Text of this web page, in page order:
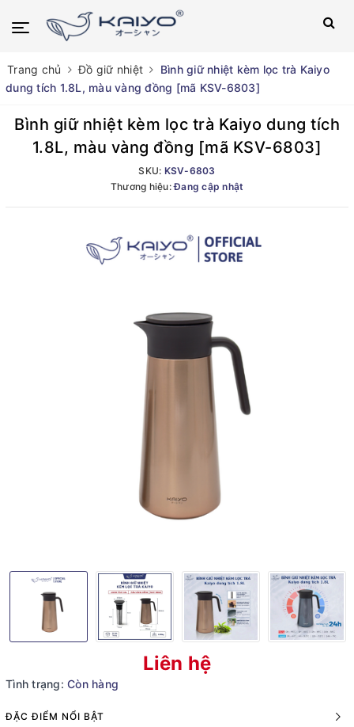
Trang chủ Đồ giữ nhiệt
Bình giữ nhiệt kèm lọc trà Kaiyo
dung tích 1.8L, màu vàng đồng [mã KSV-6803]
Bình giữ nhiệt kèm lọc trà Kaiyo dung tích
1.8L, màu vàng đồng [mã KSV-6803]
SKU: KSV-6803
Thương hiệu:Đang cập nhật
Liên hệ
Tình trạng: Còn hàng
ĐẶC ĐIỂM NỔI BẬT